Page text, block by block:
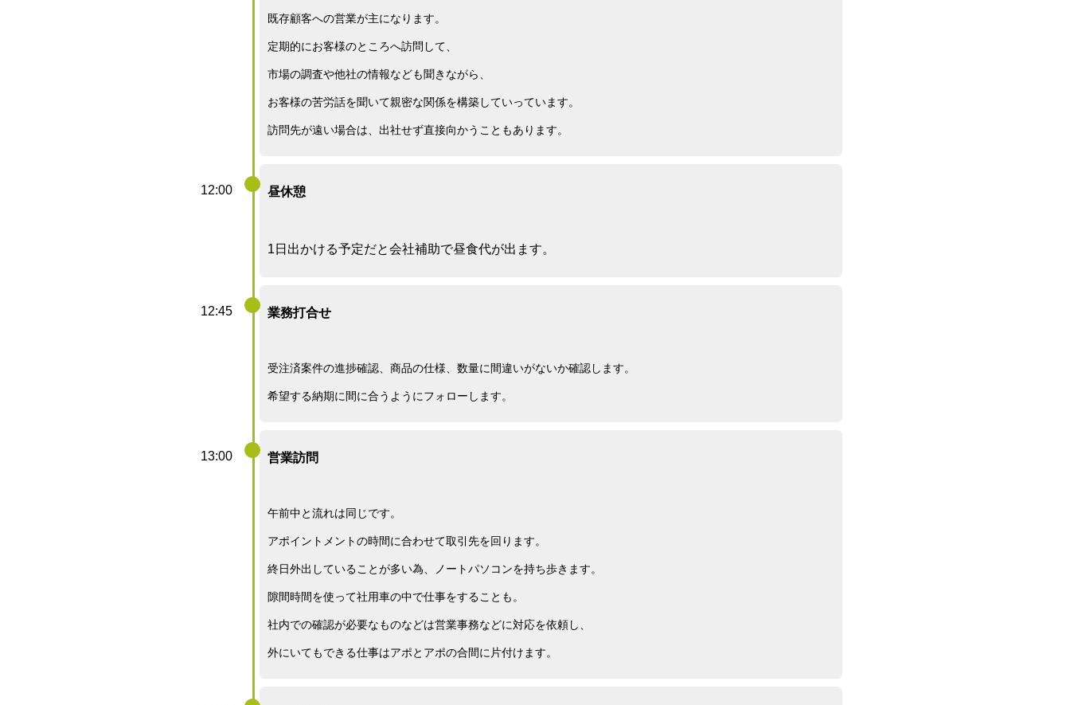
既存顧客への営業が主になります。
定期的にお客様のところへ訪問して、
市場の調査や他社の情報なども聞きながら、
お客様の苦労話を聞いて親密な関係を構築していっています。
訪問先が遠い場合は、出社せず直接向かうこともあります。
12:00 昼休憩
1日出かける予定だと会社補助で昼食代が出ます。
12:45 業務打合せ
受注済案件の進捗確認、商品の仕様、数量に間違いがないか確認します。
希望する納期に間に合うようにフォローします。
13:00 営業訪問
午前中と流れは同じです。
アポイントメントの時間に合わせて取引先を回ります。
終日外出していることが多い為、ノートパソコンを持ち歩きます。
隙間時間を使って社用車の中で仕事をすることも。
社内での確認が必要なものなどは営業事務などに対応を依頼し、
外にいてもできる仕事はアポとアポの合間に片付けます。